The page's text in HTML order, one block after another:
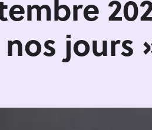
jours